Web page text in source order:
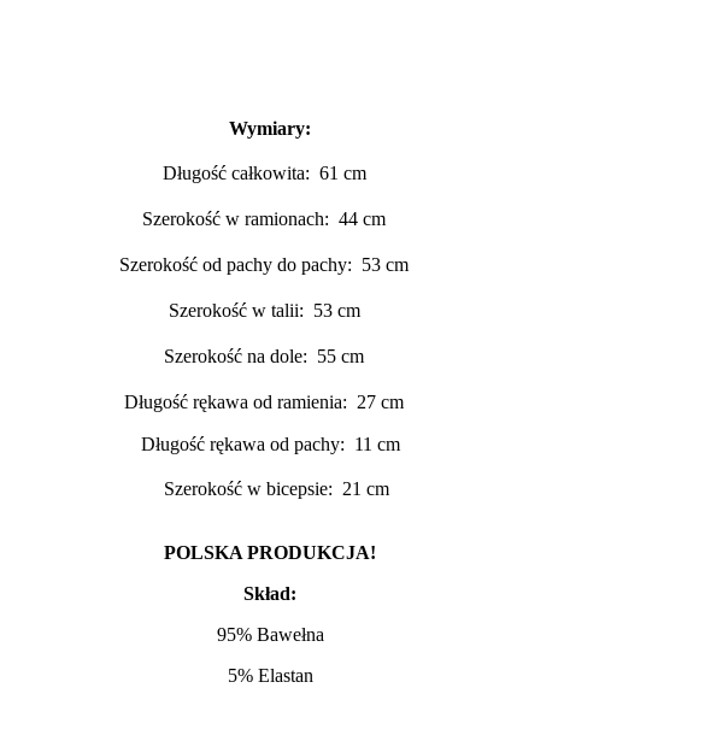
Wymiary:
Długość całkowita: 61 cm
Szerokość w ramionach: 44 cm
Szerokość od pachy do pachy: 53 cm
Szerokość w talii: 53 cm
Szerokość na dole: 55 cm
Długość rękawa od ramienia: 27 cm
Długość rękawa od pachy: 11 cm
Szerokość w bicepsie: 21 cm
POLSKA PRODUKCJA!
Skład:
95% Bawełna
5% Elastan